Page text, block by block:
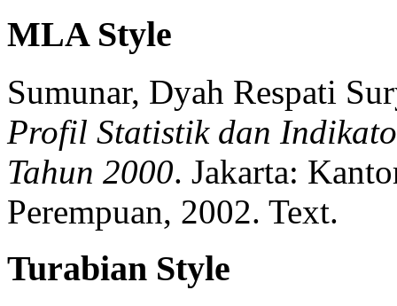
MLA Style
Sumunar, Dyah Respati
Profil Statistik dan
Tahun 2000. Jakarta:
Perempuan, 2002. Text.
Turabian Style